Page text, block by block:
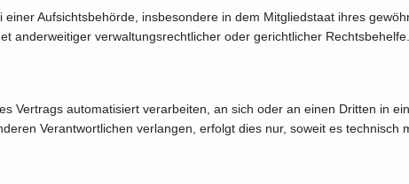
Aufsichtsbehörde, insbesondere in dem Mitgliedstaat ihres
anderweitiger verwaltungsrechtlicher oder gerichtlicher Rechtsbehelfe.
Vertrags automatisiert verarbeiten, an sich oder an einen Dritten in
Verantwortlichen verlangen, erfolgt dies nur, soweit es technisch